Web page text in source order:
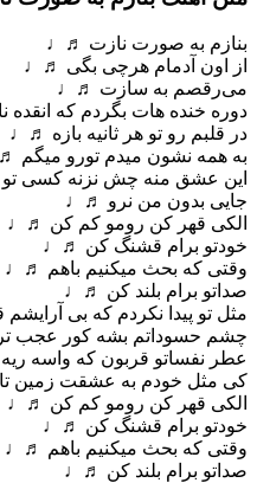
بنازم به صورت نازت ♬♩
از اون آدمام هرچی بگی ♬♩
می‌رقصم به سازت ♬♩
دوره خنده هات بگردم که
در قلبم رو تو هر ثانیه بازه ♬♩
به همه نشون میدم تورو میگم
این عشق منه چش نزنه کسی
جایی بدون من نرو ♬♩
الکی قهر کن رومو کم کن ♬♩
خودتو برام قشنگ کن ♬♩
وقتی که بحث میکنیم باهم ♬♩
صداتو برام بلند کن ♬♩
مثل تو پیدا نکردم که بی
چشم حسوداتم بشه کور عجب
عطر نفساتو قربون که واسه
کی مثل خودم به عشقت
الکی قهر کن رومو کم کن ♬♩
خودتو برام قشنگ کن ♬♩
وقتی که بحث میکنیم باهم ♬♩
صداتو برام بلند کن ♬♩